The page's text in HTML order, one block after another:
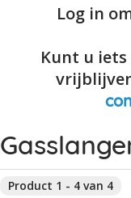
Log in
Kunt u
Product 1 - 4 van 4